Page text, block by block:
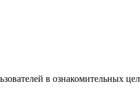
в ознакомительных